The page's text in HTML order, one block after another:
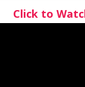
Click to